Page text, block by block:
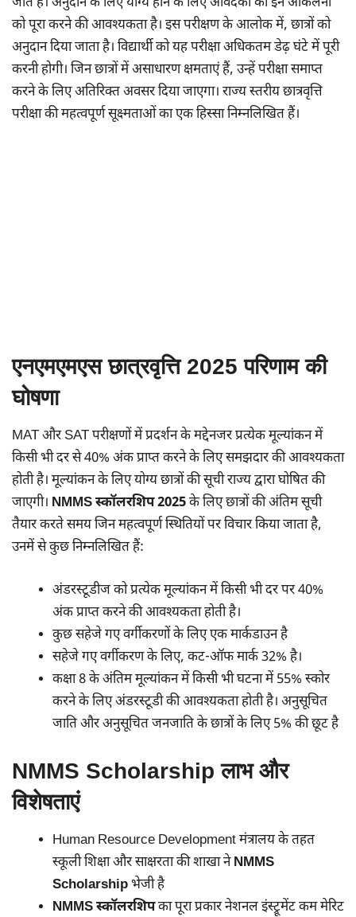
को पूरा करने की आवश्यकता है। इस परीक्षण के आलोक में, छात्रों को
अनुदान दिया जाता है। विद्यार्थी को यह परीक्षा अधिकतम डेढ़ घंटे में पूरी
करनी होगी। जिन छात्रों में असाधारण क्षमताएं हैं, उन्हें परीक्षा समाप्त
करने के लिए अतिरिक्त अवसर दिया जाएगा। राज्य स्तरीय छात्रवृत्ति
परीक्षा की महत्वपूर्ण सूक्ष्मताओं का एक हिस्सा निम्नलिखित हैं।
एनएमएमएस छात्रवृत्ति 2025 परिणाम की
घोषणा
MAT और SAT परीक्षणों में प्रदर्शन के मद्देनजर प्रत्येक मूल्यांकन में
किसी भी दर से 40% अंक प्राप्त करने के लिए समझदार की आवश्यकता
होती है। मूल्यांकन के लिए योग्य छात्रों की सूची राज्य द्वारा घोषित की
जाएगी। NMMS स्कॉलरशिप 2025के लिए छात्रों की अंतिम सूची
तैयार करते समय जिन महत्वपूर्ण स्थितियों पर विचार किया जाता है,
उनमें से कुछ निम्नलिखित हैं:
अंडरस्टूडीज को प्रत्येक मूल्यांकन में किसी भी दर पर 40%
अंक प्राप्त करने की आवश्यकता होती है।
कुछ सहेजे गए वर्गीकरणों के लिए एक मार्कडाउन है
सहेजे गए वर्गीकरण के लिए, कट-ऑफ मार्क 32% है।
कक्षा 8 के अंतिम मूल्यांकन में किसी भी घटना में 55% स्कोर
करने के लिए अंडरस्टूडी की आवश्यकता होती है। अनुसूचित
जाति और अनुसूचित जनजाति के छात्रों के लिए 5% की छूट है
NMMS Scholarship लाभ और
विशेषताएं
Human Resource Development मंत्रालय के तहत
स्कूली शिक्षा और साक्षरता की शाखा नेNMMS
Scholarshipभेजी है
NMMS स्कॉलरशिपका पूरा प्रकार नेशनल इंस्ट्रूमेंट कम मेरिट